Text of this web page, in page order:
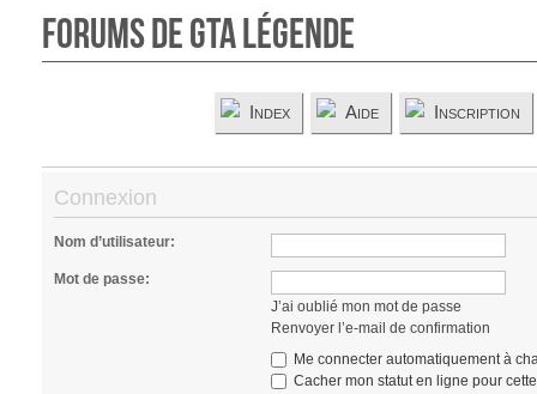
Forums de GTA Légende
Index Aide Inscription
Connexion
Nom d’utilisateur:
Mot de passe:
J’ai oublié mon mot de passe
Renvoyer l’e-mail de confirmation
Me connecter automatiquement à
Cacher mon statut en ligne pour